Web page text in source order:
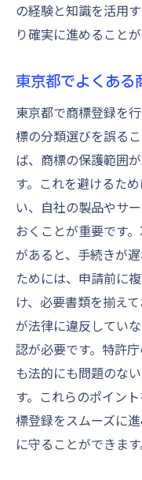
の経験と知識を活用
り確実に進めること
東京都でよくある
東京都で商標登録を
標の分類選びを誤る
ば、商標の保護範囲
す。これを避けるた
い、自社の製品やサ
おくことが重要です
があると、手続きが
ためには、申請前に
け、必要書類を揃え
が法律に違反してい
認が必要です。特許
も法的にも問題のな
す。これらのポイン
標登録をスムーズに
に守ることができます